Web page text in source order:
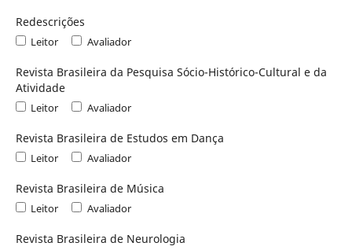
Redescrições
Leitor Avaliador
Revista Brasileira da Pesquisa Sócio-Histórico-Cultural e da
Atividade
Leitor Avaliador
Revista Brasileira de Estudos em Dança
Leitor Avaliador
Revista Brasileira de Música
Leitor Avaliador
Revista Brasileira de Neurologia